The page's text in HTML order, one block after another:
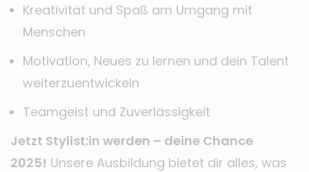
Kreativität und Spaß am Umgang mit
Menschen
Motivation, Neues zu lernen und dein Talent
weiterzuentwickeln
Teamgeist und Zuverlässigkeit
Jetzt Stylist:in werden – deine Chance
2025! Unsere Ausbildung bietet dir alles, was